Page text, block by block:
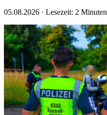
05.08.2026 · Lesezeit: 2 Minuten